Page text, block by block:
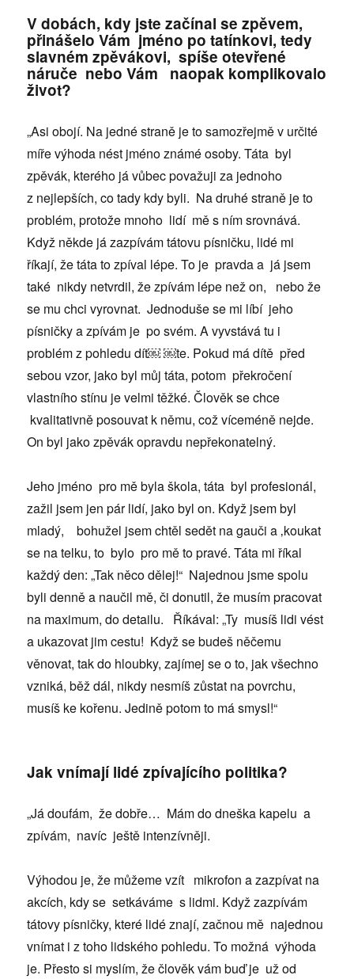
V dobách, kdy jste začínal se zpěvem,
přinášelo Vám jméno po tatínkovi, tedy
slavném zpěvákovi, spíše otevřené
náruče nebo Vám naopak komplikovalo
život?
„Asi obojí. Na jedné straně je to samozřejmě v určité
míře výhoda nést jméno známé osoby. Táta byl
zpěvák, kterého já vůbec považuji za jednoho
z nejlepších, co tady kdy byli. Na druhé straně je to
problém, protože mnoho lidí mě s ním srovnává.
Když někde já zazpívám tátovu písničku, lidé mi
říkají, že táta to zpíval lépe. To je pravda a já jsem
také nikdy netvrdil, že zpívám lépe než on, nebo že
se mu chci vyrovnat. Jednoduše se mi líbí jeho
písničky a zpívám je po svém. A vyvstává tu i
problém z pohledu dít￼ ￼te. Pokud má dítě před
sebou vzor, jako byl můj táta, potom překročení
vlastního stínu je velmi těžké. Člověk se chce
kvalitativně posouvat k němu, což víceméně nejde.
On byl jako zpěvák opravdu nepřekonatelný.
Jeho jméno pro mě byla škola, táta byl profesionál,
zažil jsem jen pár lidí, jako byl on. Když jsem byl
mladý, bohužel jsem chtěl sedět na gauči a ‚koukat
se na telku, to bylo pro mě to pravé. Táta mi říkal
každý den: „Tak něco dělej!“ Najednou jsme spolu
byli denně a naučil mě, či donutil, že musím pracovat
na maximum, do detailu. Říkával: „Ty musíš lidi vést
a ukazovat jim cestu! Když se budeš něčemu
věnovat, tak do hloubky, zajímej se o to, jak všechno
vzniká, běž dál, nikdy nesmíš zůstat na povrchu,
musíš ke kořenu. Jedině potom to má smysl!“
Jak vnímají lidé zpívajícího politika?
„Já doufám, že dobře… Mám do dneška kapelu a
zpívám, navíc ještě intenzívněji.
Výhodou je, že můžeme vzít mikrofon a zazpívat na
akcích, kdy se setkáváme s lidmi. Když zazpívám
tátovy písničky, které lidé znají, začnou mě najednou
vnímat i z toho lidského pohledu. To možná výhoda
je. Přesto si myslím, že člověk vám buď je už od